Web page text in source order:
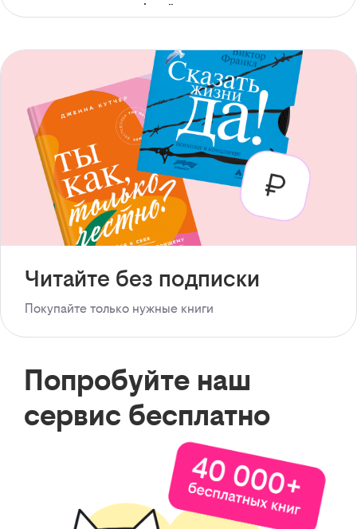
с доступом офлайн
Читайте без подписки
Покупайте только нужные книги
Попробуйте наш
сервис бесплатно